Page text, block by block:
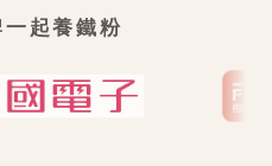
起養鐵粉